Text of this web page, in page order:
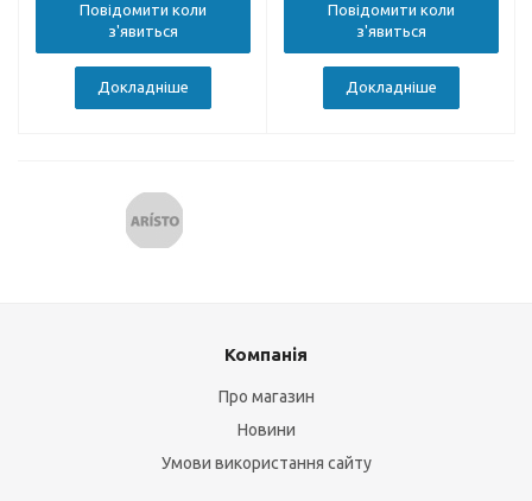
Повідомити коли
з'явиться
Докладніше
Повідомити коли
з'явиться
Докладніше
Компанія
Про магазин
Новини
Умови використання сайту